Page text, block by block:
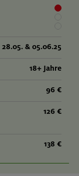
28.05. & 05.06.25
18+ Jahre
96 €
126 €
138 €